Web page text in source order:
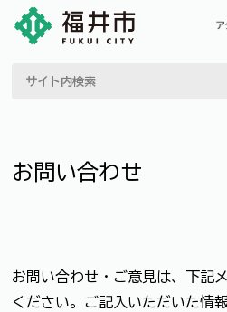
お問い合わせ
お問い合わせ・ご意見は、下記
ください。ご記入いただいた情